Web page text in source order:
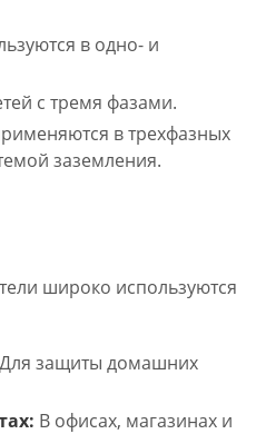
в одно- и
с тремя фазами.
в трехфазных
заземления.
широко используются
Для защиты домашних
В офисах, магазинах и